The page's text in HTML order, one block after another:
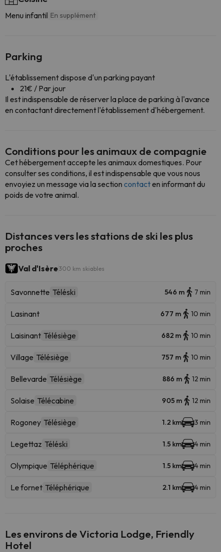
Menu infantil En supplément
Parking
L'établissement dispose d'un parking payant
21€ / Par jour
Il est indispensable de réserver la place de parking à l'avance
en contactant directement l'établissement d'hébergement.
Conditions pour les animaux de compagnie
Cet hébergement accepte les animaux domestiques. Pour
consulter ses conditions, il est indispensable que vous nous
envoyiez un message via la section contacten informant du
poids de votre animal.
Distances vers les stations de ski les plus
proches
Val d'Isère 300 km skiables
Savonnette Téléski 546 m 7 min
Lasinant 677 m 10 min
Laisinant Télésiège 682 m 10 min
Village Télésiège 757 m 10 min
Bellevarde Télésiège 886 m 12 min
Solaise Télécabine 905 m 12 min
Rogoney Télésiège 1.2 km 3 min
Legettaz Téléski 1.5 km 4 min
Olympique Téléphérique 1.5 km 4 min
Le fornet Téléphérique 2.1 km 4 min
Les environs de Victoria Lodge, Friendly
Hotel